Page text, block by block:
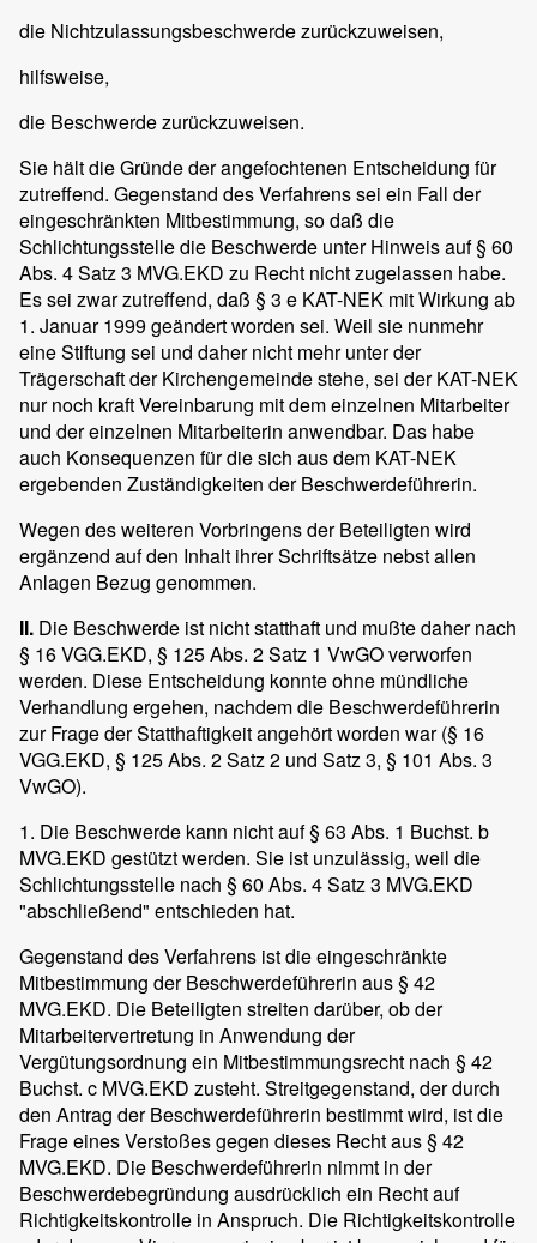
die Nichtzulassungsbeschwerde zurückzuweisen,
hilfsweise,
die Beschwerde zurückzuweisen.
Sie hält die Gründe der angefochtenen Entscheidung für
zutreffend. Gegenstand des Verfahrens sei ein Fall der
eingeschränkten Mitbestimmung, so daß die
Schlichtungsstelle die Beschwerde unter Hinweis auf § 60
Abs. 4 Satz 3 MVG.EKD zu Recht nicht zugelassen habe.
Es sei zwar zutreffend, daß § 3 e KAT-NEK mit Wirkung ab
1. Januar 1999 geändert worden sei. Weil sie nunmehr
eine Stiftung sei und daher nicht mehr unter der
Trägerschaft der Kirchengemeinde stehe, sei der KAT-NEK
nur noch kraft Vereinbarung mit dem einzelnen Mitarbeiter
und der einzelnen Mitarbeiterin anwendbar. Das habe
auch Konsequenzen für die sich aus dem KAT-NEK
ergebenden Zuständigkeiten der Beschwerdeführerin.
Wegen des weiteren Vorbringens der Beteiligten wird
ergänzend auf den Inhalt ihrer Schriftsätze nebst allen
Anlagen Bezug genommen.
II. Die Beschwerde ist nicht statthaft und mußte daher nach
§ 16 VGG.EKD, § 125 Abs. 2 Satz 1 VwGO verworfen
werden. Diese Entscheidung konnte ohne mündliche
Verhandlung ergehen, nachdem die Beschwerdeführerin
zur Frage der Statthaftigkeit angehört worden war (§ 16
VGG.EKD, § 125 Abs. 2 Satz 2 und Satz 3, § 101 Abs. 3
VwGO).
1. Die Beschwerde kann nicht auf § 63 Abs. 1 Buchst. b
MVG.EKD gestützt werden. Sie ist unzulässig, weil die
Schlichtungsstelle nach § 60 Abs. 4 Satz 3 MVG.EKD
"abschließend" entschieden hat.
Gegenstand des Verfahrens ist die eingeschränkte
Mitbestimmung der Beschwerdeführerin aus § 42
MVG.EKD. Die Beteiligten streiten darüber, ob der
Mitarbeitervertretung in Anwendung der
Vergütungsordnung ein Mitbestimmungsrecht nach § 42
Buchst. c MVG.EKD zusteht. Streitgegenstand, der durch
den Antrag der Beschwerdeführerin bestimmt wird, ist die
Frage eines Verstoßes gegen dieses Recht aus § 42
MVG.EKD. Die Beschwerdeführerin nimmt in der
Beschwerdebegründung ausdrücklich ein Recht auf
Richtigkeitskontrolle in Anspruch. Die Richtigkeitskontrolle